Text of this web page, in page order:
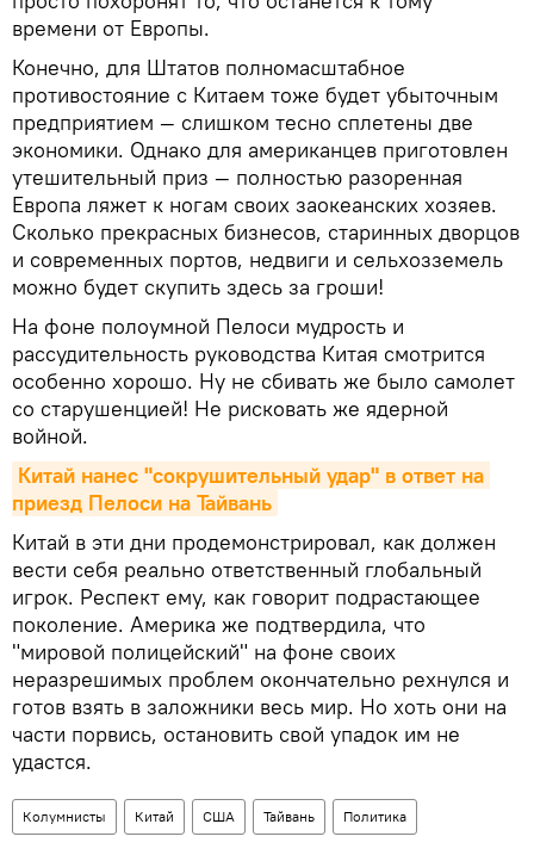
времени от Европы.
Конечно, для Штатов полномасштабное
противостояние с Китаем тоже будет убыточным
предприятием — слишком тесно сплетены две
экономики. Однако для американцев приготовлен
утешительный приз — полностью разоренная
Европа ляжет к ногам своих заокеанских хозяев.
Сколько прекрасных бизнесов, старинных дворцов
и современных портов, недвиги и сельхозземель
можно будет скупить здесь за гроши!
На фоне полоумной Пелоси мудрость и
рассудительность руководства Китая смотрится
особенно хорошо. Ну не сбивать же было самолет
со старушенцией! Не рисковать же ядерной
войной.
Китай нанес "сокрушительный удар" в ответ на
приезд Пелоси на Тайвань
Китай в эти дни продемонстрировал, как должен
вести себя реально ответственный глобальный
игрок. Респект ему, как говорит подрастающее
поколение. Америка же подтвердила, что
"мировой полицейский" на фоне своих
неразрешимых проблем окончательно рехнулся и
готов взять в заложники весь мир. Но хоть они на
части порвись, остановить свой упадок им не
удастся.
Колумнисты Китай США Тайвань Политика